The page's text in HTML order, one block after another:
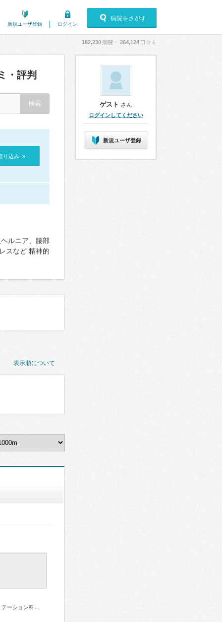
新規ユーザ登録 ログイン
病院をさがす
182,230病院・ 264,124 口コミ
・評判
り込み »
ルニア、腰部
スなど 精神的
表示順について
ゲスト さん
ログインしてください
新規ユーザ登録